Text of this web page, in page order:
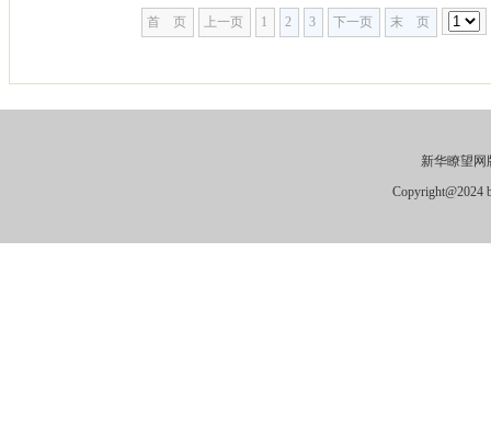
首 页 上一页 1 2 3 下一页 末 页
新华瞭望
Copyright@2024